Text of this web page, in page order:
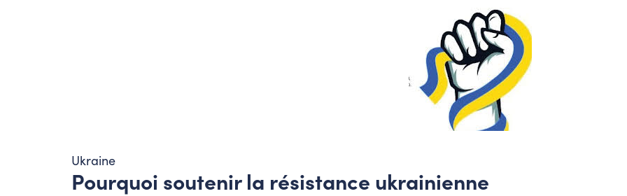
Ukraine
Pourquoi soutenir la résistance ukrainienne